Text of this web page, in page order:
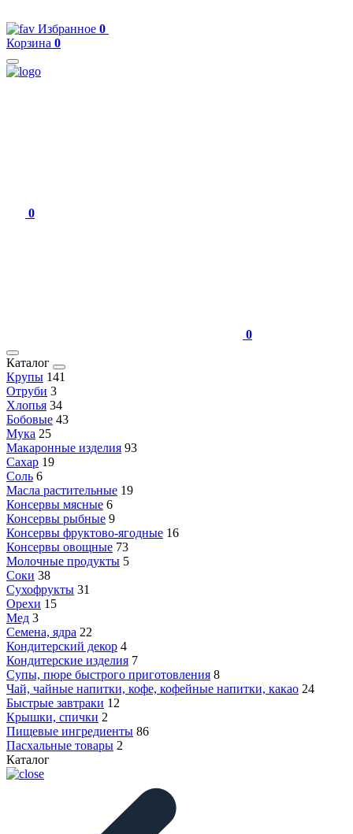
Избранное 0
Корзина 0
0
0
Каталог
Крупы 141
Отруби 3
Хлопья 34
Бобовые 43
Мука 25
Макаронные изделия 93
Сахар 19
Соль 6
Масла растительные 19
Консервы мясные 6
Консервы рыбные 9
Консервы фруктово-ягодные 16
Консервы овощные 73
Молочные продукты 5
Соки 38
Сухофрукты 31
Орехи 15
Мед 3
Семена, ядра 22
Кондитерский декор 4
Кондитерские изделия 7
Супы, пюре быстрого приготовления 8
Чай, чайные напитки, кофе, кофейные напитки, какао 24
Быстрые завтраки 12
Крышки, спички 2
Пищевые ингредиенты 86
Пасхальные товары 2
Каталог